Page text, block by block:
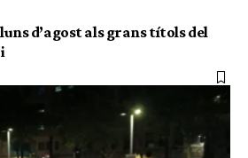
d’agost als grans títols del